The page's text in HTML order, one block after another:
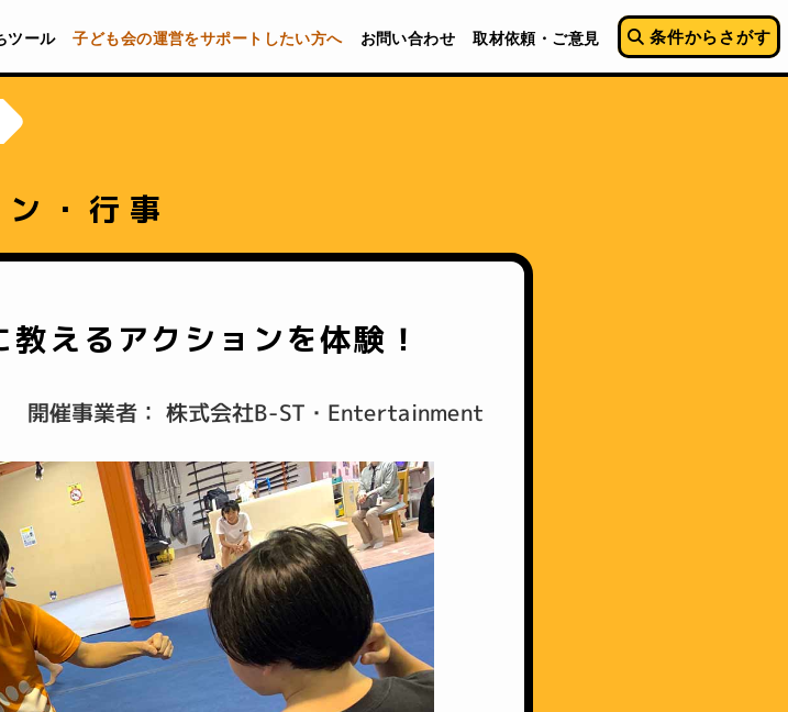
ツール 子ども会の運営をサポートしたい方へ お問い合わせ 取材依頼・ご意見 条件からさがす
・行事
えるアクションを体験！
開催事業者： 株式会社B-ST・Entertainment